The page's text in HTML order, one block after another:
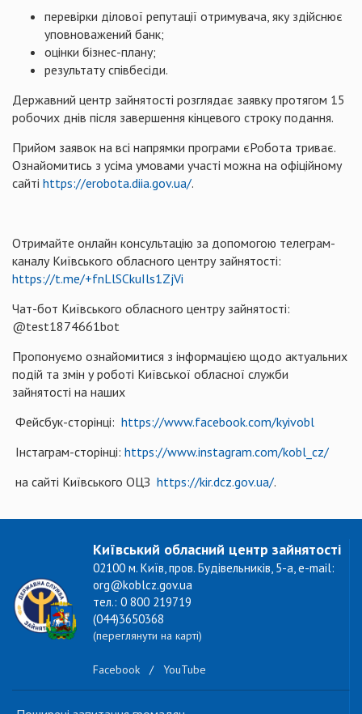
перевірки ділової репутації отримувача, яку здійснює
уповноважений банк;
оцінки бізнес-плану;
результату співбесіди.
Державний центр зайнятості розглядає заявку протягом 15
робочих днів після завершення кінцевого строку подання.
Прийом заявок на всі напрямки програми єРобота триває.
Ознайомитись з усіма умовами участі можна на офіційному
сайті https://erobota.diia.gov.ua/.
Отримайте онлайн консультацію за допомогою телеграм-
каналу Київського обласного центру зайнятості:
https://t.me/+fnLlSCkuIls1ZjVi
Чат-бот Київського обласного центру зайнятості:
@test1874661bot
Пропонуємо ознайомитися з інформацією щодо актуальних
подій та змін у роботі Київської обласної служби
зайнятості на наших
Фейсбук-сторінці: https://www.facebook.com/kyivobl
Інстаграм-сторінці: https://www.instagram.com/kobl_cz/
на сайті Київського ОЦЗ https://kir.dcz.gov.ua/.
Київський обласний центр зайнятості
02100 м. Київ, пров. Будівельників, 5-а, e-mail:
org@koblcz.gov.ua
тел.: 0 800 219719
(044)3650368
(переглянути на карті)
Facebook / YouTube